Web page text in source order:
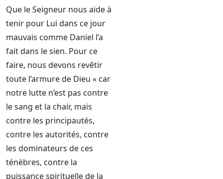
Que le Seigneur nous aide à
tenir pour Lui dans ce jour
mauvais comme Daniel l’a
fait dans le sien. Pour ce
faire, nous devons revêtir
toute l’armure de Dieu « car
notre lutte n’est pas contre
le sang et la chair, mais
contre les principautés,
contre les autorités, contre
les dominateurs de ces
ténèbres, contre la
puissance spirituelle de la